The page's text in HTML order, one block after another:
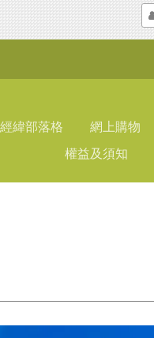
經緯部落格 網上購物
權益及須知